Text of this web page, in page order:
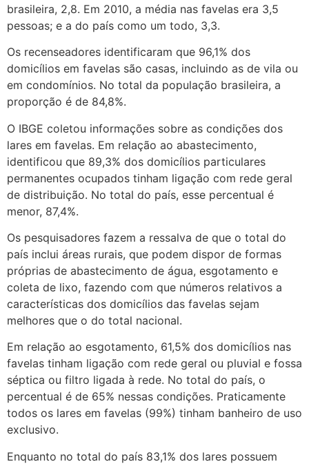
brasileira, 2,8. Em 2010, a média nas favelas era 3,5
pessoas; e a do país como um todo, 3,3.
Os recenseadores identificaram que 96,1% dos
domicílios em favelas são casas, incluindo as de vila ou
em condomínios. No total da população brasileira, a
proporção é de 84,8%.
O IBGE coletou informações sobre as condições dos
lares em favelas. Em relação ao abastecimento,
identificou que 89,3% dos domicílios particulares
permanentes ocupados tinham ligação com rede geral
de distribuição. No total do país, esse percentual é
menor, 87,4%.
Os pesquisadores fazem a ressalva de que o total do
país inclui áreas rurais, que podem dispor de formas
próprias de abastecimento de água, esgotamento e
coleta de lixo, fazendo com que números relativos a
características dos domicílios das favelas sejam
melhores que o do total nacional.
Em relação ao esgotamento, 61,5% dos domicílios nas
favelas tinham ligação com rede geral ou pluvial e fossa
séptica ou filtro ligada à rede. No total do país, o
percentual é de 65% nessas condições. Praticamente
todos os lares em favelas (99%) tinham banheiro de uso
exclusivo.
Enquanto no total do país 83,1% dos lares possuem